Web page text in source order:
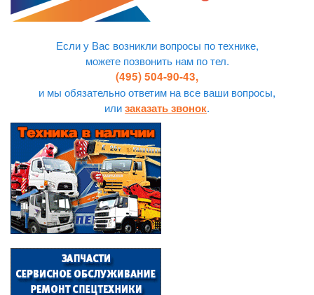
Если у Вас возникли вопросы по технике,
можете позвонить нам по тел.
(495) 504-90-43,
и мы обязательно ответим на все ваши вопросы,
илизаказать звонок.